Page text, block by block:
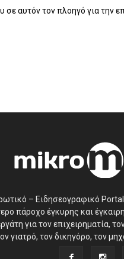
σε αυτόν τον πλοηγό για την
– Ειδησεογραφικό
πάροχο έγκυρης και
για τον επιχειρηματία,
γιατρό, τον δικηγόρο, τον